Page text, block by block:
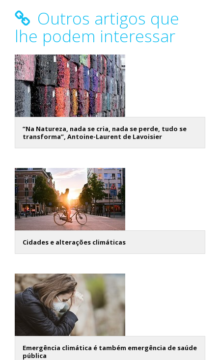
Outros artigos que
lhe podem interessar
“Na Natureza, nada se cria, nada se perde, tudo se
transforma”, Antoine-Laurent de Lavoisier
Cidades e alterações climáticas
Emergência climática é também emergência de saúde
pública